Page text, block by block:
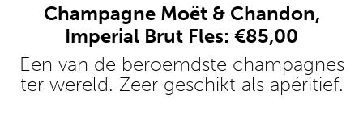
Champagne Moët & Chandon,
Imperial Brut Fles: €85,00
Een van de beroemdste champagnes
ter wereld. Zeer geschikt als apéritief.